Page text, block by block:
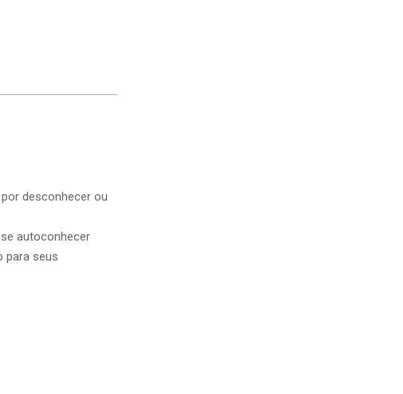
desconhecer ou
autoconhecer
para seus